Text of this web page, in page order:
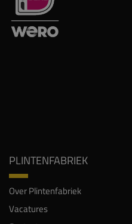
PLINTENFABRIEK
Over Plintenfabriek
Vacatures